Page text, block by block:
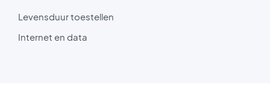
Levensduur toestellen
Internet en data